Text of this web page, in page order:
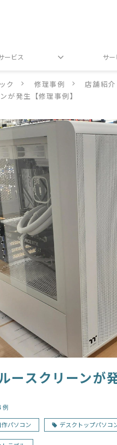
ービス サ
ク 修理事例 店舗紹介
が発生【修理事例】
ースクリーンが
例
作パソコン デスクトップパソコ